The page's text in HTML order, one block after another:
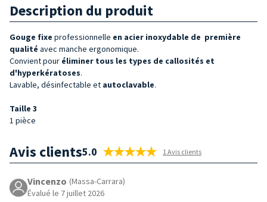
Description du produit
Gouge fixe professionnelle en acier inoxydable de première
qualité avec manche ergonomique.
Convient pour éliminer tous les types de callosités et
d'hyperkératoses.
Lavable, désinfectable et autoclavable.
Taille 3
1 pièce
Avis clients5.0 1 Avis clients
Vincenzo (Massa-Carrara)
Évalué le 7 juillet 2026